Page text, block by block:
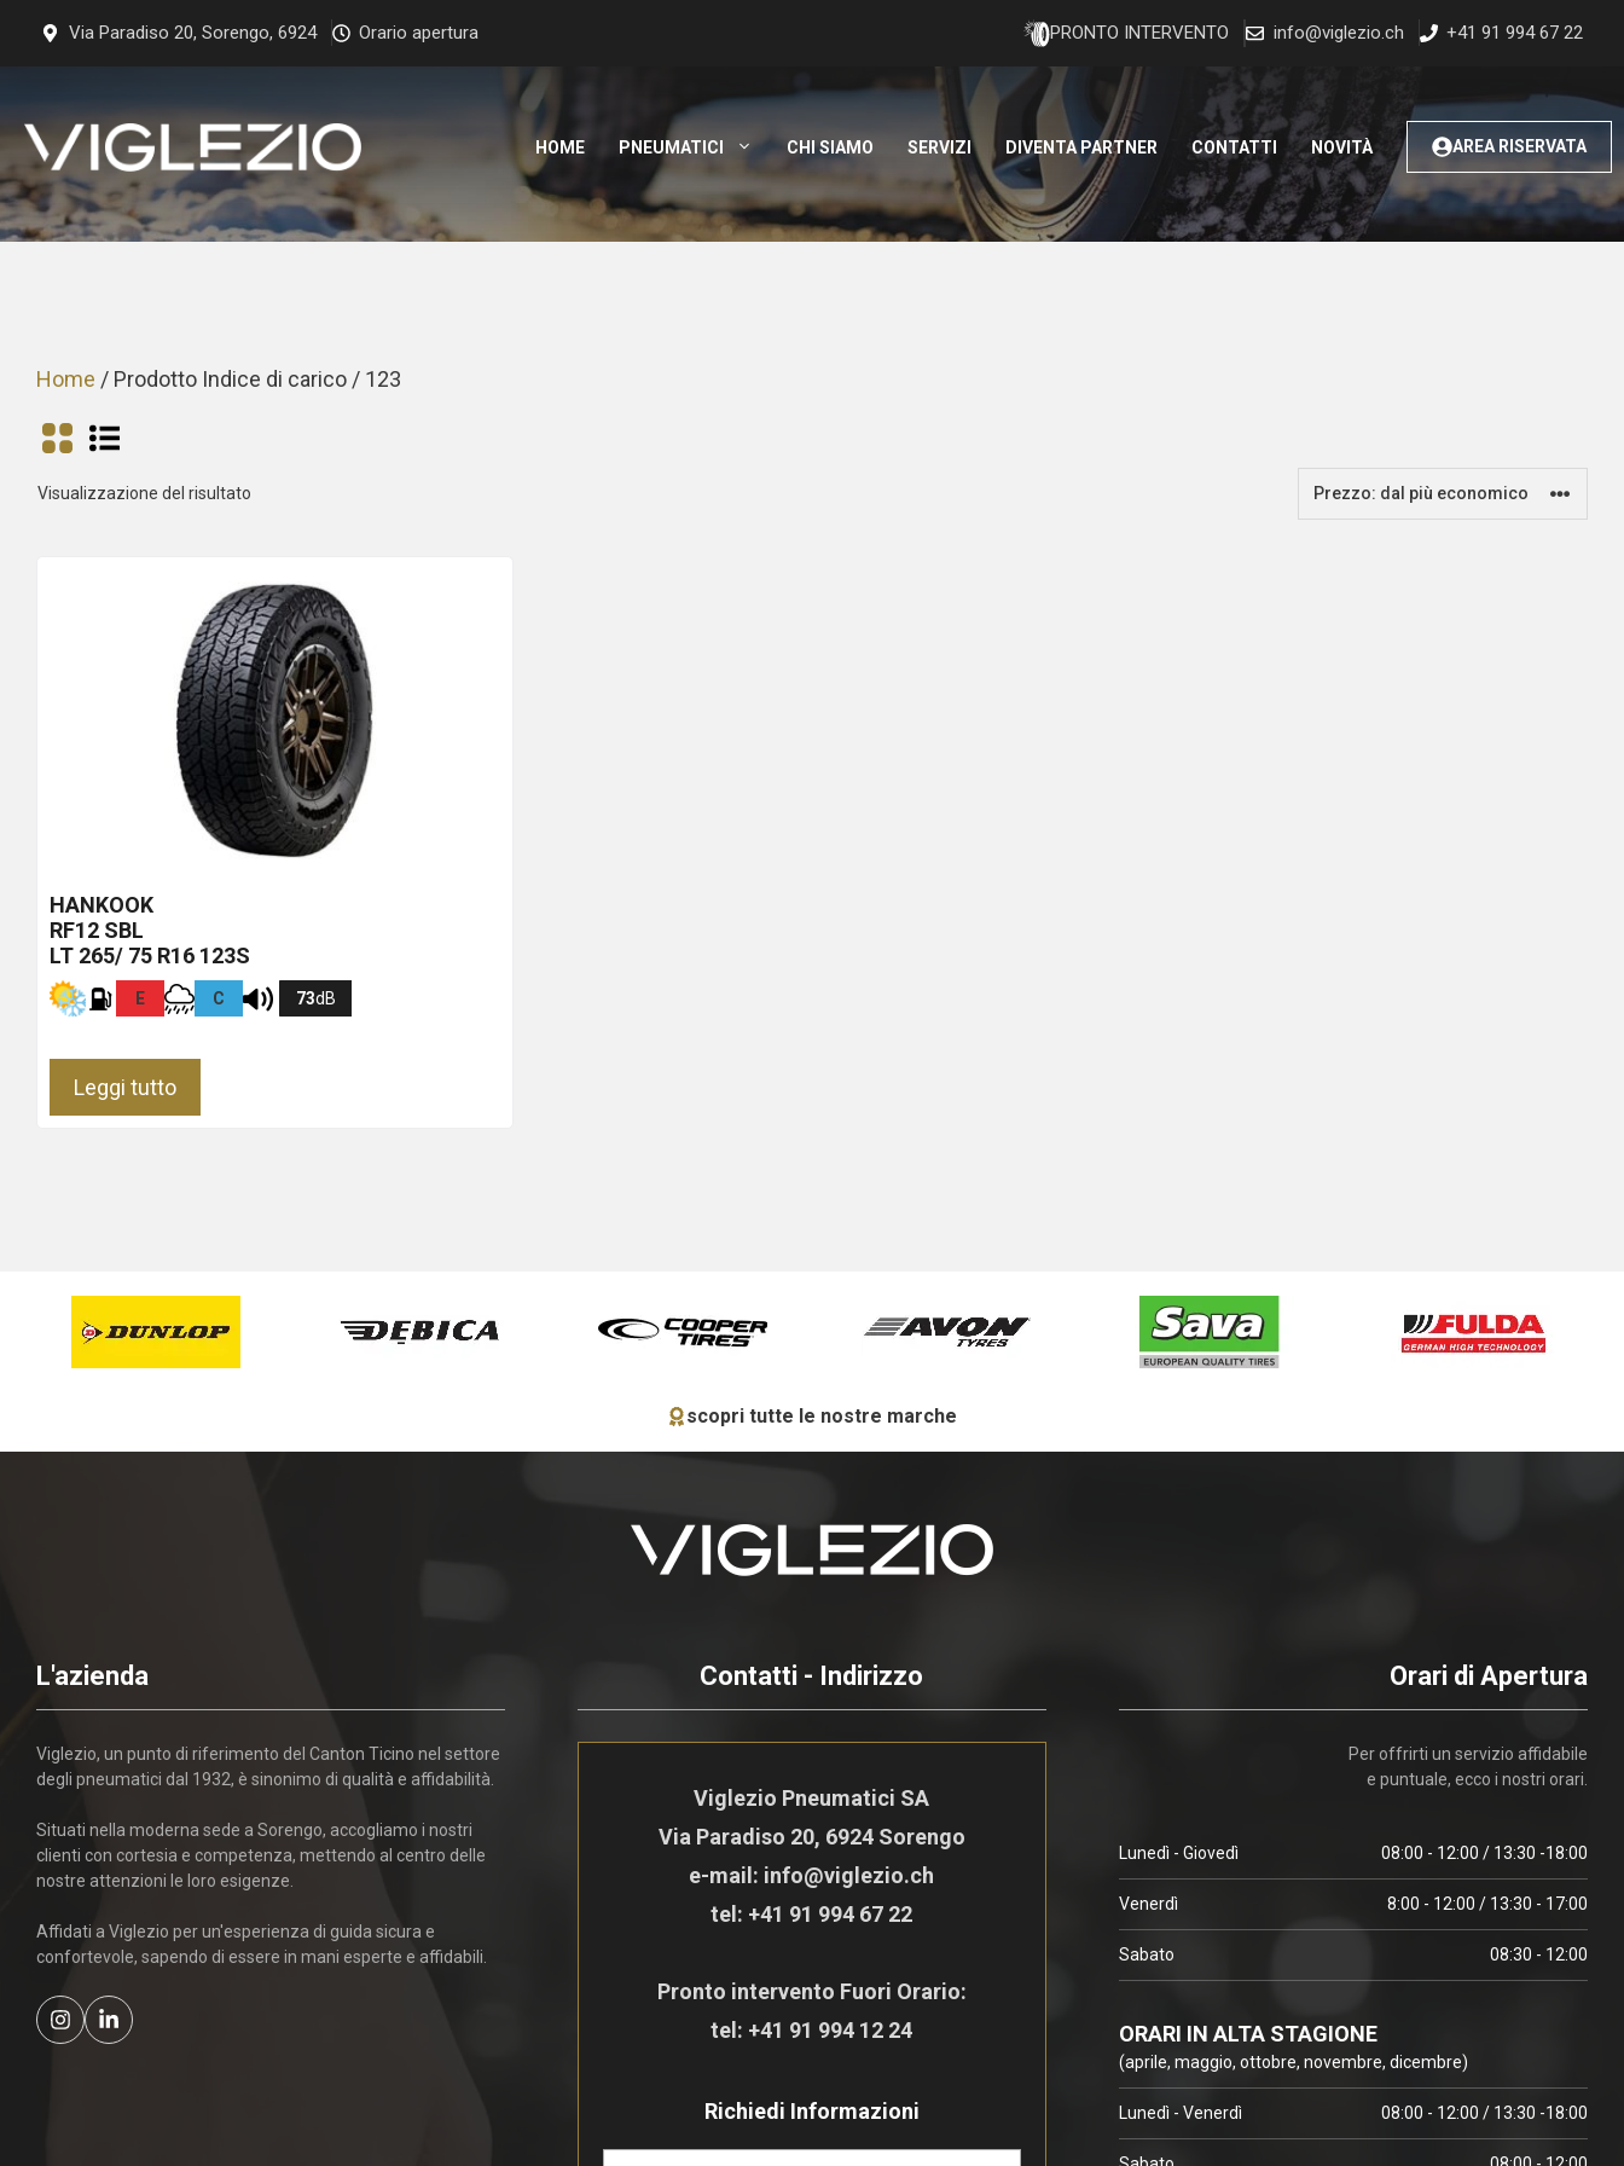
Via Paradiso 20, Sorengo, 6924 Orario apertura PRONTO INTERVENTO info@viglezio.ch +41 91 994 67 22
HOME PNEUMATICI CHI SIAMO SERVIZI DIVENTA PARTNER CONTATTI NOVITÀ AREA RISERVATA
Home / Prodotto Indice di carico / 123
Visualizzazione del risultato
HANKOOK
RF12 SBL
LT 265/ 75 R16 123S
E C 73dB
Leggi tutto
scopri tutte le nostre marche
L'azienda
Viglezio, un punto di riferimento del Canton Ticino nel settore
degli pneumatici dal 1932, è sinonimo di qualità e affidabilità.
Situati nella moderna sede a Sorengo, accogliamo i nostri
clienti con cortesia e competenza, mettendo al centro delle
nostre attenzioni le loro esigenze.
Affidati a Viglezio per un'esperienza di guida sicura e
confortevole, sapendo di essere in mani esperte e affidabili.
Contatti - Indirizzo
Viglezio Pneumatici SA
Via Paradiso 20, 6924 Sorengo
e-mail: info@viglezio.ch
tel: +41 91 994 67 22
Pronto intervento Fuori Orario:
tel: +41 91 994 12 24
Richiedi Informazioni
Orari di Apertura
Per offrirti un servizio affidabile
e puntuale, ecco i nostri orari.
Lunedì - Giovedì 08:00 - 12:00 / 13:30 -18:00
Venerdì 8:00 - 12:00 / 13:30 - 17:00
Sabato 08:30 - 12:00
ORARI IN ALTA STAGIONE
(aprile, maggio, ottobre, novembre, dicembre)
Lunedì - Venerdì 08:00 - 12:00 / 13:30 -18:00